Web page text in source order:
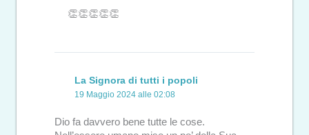
👏👏👏👏👏
La Signora di tutti i popoli
19 Maggio 2024 alle 02:08
Dio fa davvero bene tutte le cose.